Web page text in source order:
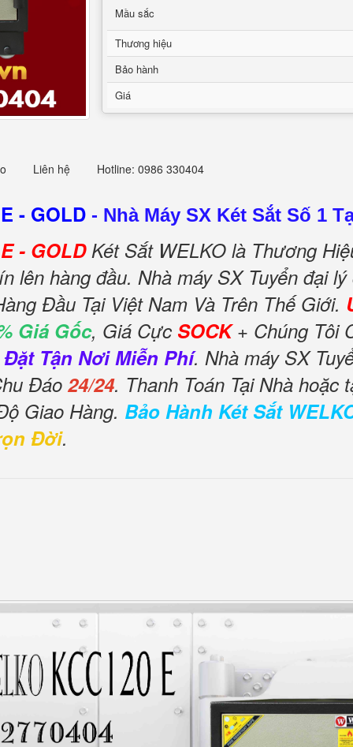
Mầu sắc
Thương hiệu
Bảo hành
Giá
Liên hệ Hotline: 0986 330404
- GOLD - Nhà Máy SX Két Sắt Số 1
- GOLDKét Sắt WELKO là Thương
lên hàng đầu. Nhà máy SX Tuyển đại
Đầu Tại Việt Nam Và Trên Thế Giới.
Giá Gốc, Giá Cực SOCK+ Chúng Tôi
Tận Nơi Miễn Phí. Nhà máy SX
Đáo 24/24. Thanh Toán Tại Nhà hoặc
Giao Hàng. Bảo Hành Két Sắt
Đời.